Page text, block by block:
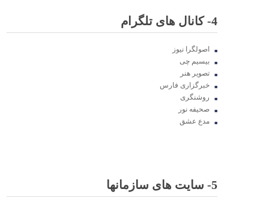
4- کانال های تلگرام
اصولگرا نیوز
بیسیم چی
تصویر هنر
خبرگزاری فارس
روشنگری
صحیفه نور
مدع عشق
5- سایت های سازمانها